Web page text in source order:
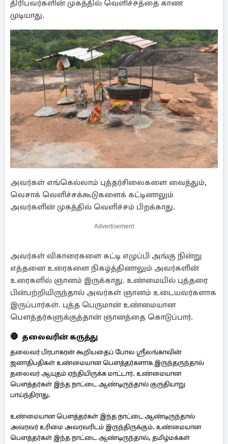
திரிபவர்களின் முகத்தில் வெளிச்சத்தை காண
முடியாது.
அவர்கள் எங்கெல்லாம் புத்தர்சிலைகளை வைத்தும்,
வெசாக் வெளிச்சக்கூடுகளைக் கட்டினாலும்
அவர்களின் முகத்தில் வெளிச்சம் பிறக்காது.
Advertisement
அவர்கள் விகாரைகளை கட்டி எழுப்பி அங்கு நின்று
எத்தனை உரைகளை நிகழ்த்தினாலும் அவர்களின்
உரைகளில் ஞானம் இருக்காது. உண்மையில் புத்தரை
பின்பற்றியிருந்தால் அவர்கள் ஞானம் உடையவர்களாக
இருப்பார்கள். புத்த பெருமான் உண்மையான
பௌத்தர்களுக்குத்தான் ஞானத்தை கொடுப்பார்.
🛑 தலைவரின் கருத்து
தலைவர் பிரபாகரன் கூறியதைப் போல ஶ்ரீலங்காவின்
ஜனாதிபதிகள் உண்மையான பௌத்தர்களாக இருந்தருந்தால்
தலைவர் ஆயுதம் ஏந்தியிருக்க மாட்டார். உண்மையான
பௌத்தர்கள் இந்த நாட்டை ஆண்டிருந்தால் குருதியாறு
பாய்ந்திராது.
உண்மையான பௌத்தர்கள் இந்த நாட்டை ஆண்டிருந்தால்
அவரவர் உரிமை அவரவரிடம் இருந்திருக்கும். உண்மையான
பௌத்தர்கள் இந்த நாட்டை ஆண்டிருந்தால், தமிழ்மக்கள்